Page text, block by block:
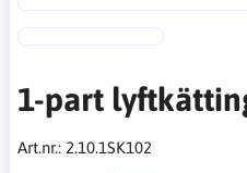
1-part
Art.nr.: 2.10.1SK102